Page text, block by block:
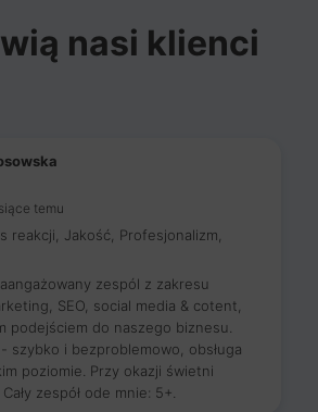
nasi klienci
temu
reakcji, Jakość, Profesjonalizm,
zespól z zakresu
SEO, social media & cotent,
podejściem do naszego biznesu.
szybko i bezproblemowo, obsługa
poziomie. Przy okazji świetni
zespół ode mnie: 5+.